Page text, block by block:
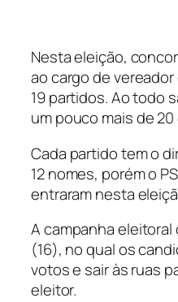
Nesta eleição,
ao cargo de
19 partidos. Ao todo
um pouco mais de
Cada partido tem o
12 nomes, porém o
entraram nesta
A campanha
(16), no qual os
votos e sair às ruas
eleitor.